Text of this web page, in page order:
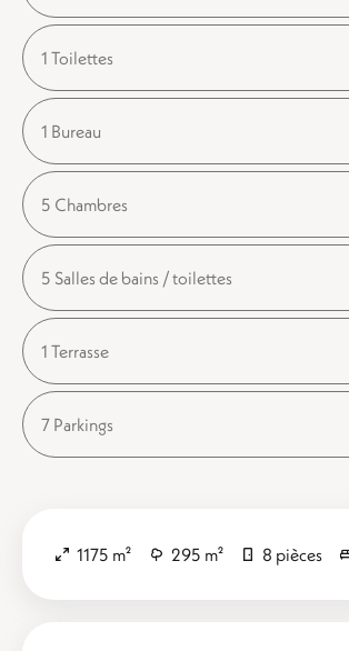
1 Toilettes
1 Bureau
5 Chambres
5 Salles de bains / toilettes
1 Terrasse
7 Parkings
1175 m² 295 m² 8 pièces